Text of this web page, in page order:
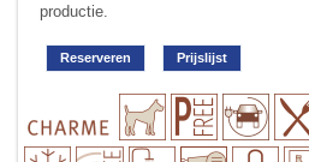
productie.
Reserveren Prijslijst